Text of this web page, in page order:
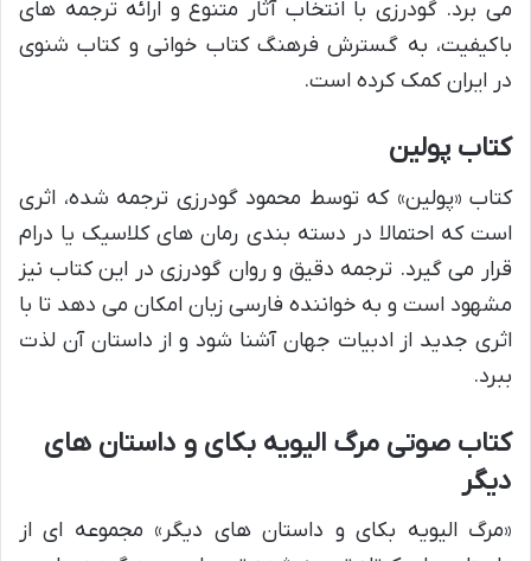
می برد. گودرزی با انتخاب آثار متنوع و ارائه ترجمه های
باکیفیت، به گسترش فرهنگ کتاب خوانی و کتاب شنوی
در ایران کمک کرده است.
کتاب پولین
کتاب «پولین» که توسط محمود گودرزی ترجمه شده، اثری
است که احتمالا در دسته بندی رمان های کلاسیک یا درام
قرار می گیرد. ترجمه دقیق و روان گودرزی در این کتاب نیز
مشهود است و به خواننده فارسی زبان امکان می دهد تا با
اثری جدید از ادبیات جهان آشنا شود و از داستان آن لذت
ببرد.
کتاب صوتی مرگ الیویه بکای و داستان های
دیگر
«مرگ الیویه بکای و داستان های دیگر» مجموعه ای از